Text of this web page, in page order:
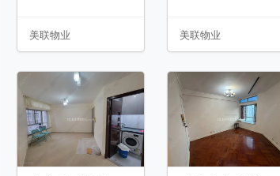
美联物业 美联物业